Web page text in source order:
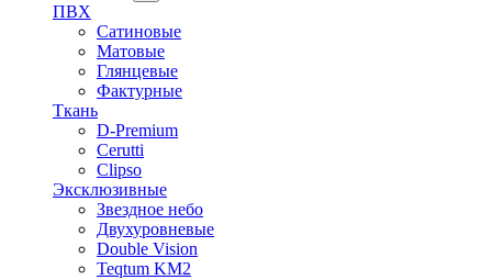
ПВХ
Сатиновые
Матовые
Глянцевые
Фактурные
Ткань
D-Premium
Cerutti
Clipso
Эксклюзивные
Звездное небо
Двухуровневые
Double Vision
Teqtum KM2